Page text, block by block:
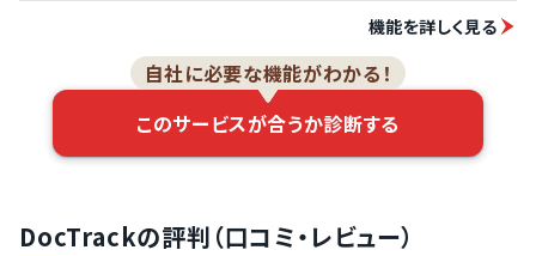
機能を詳しく見る
自社に必要な機能がわかる！
このサービスが合うか診断する
DocTrackの評判（口コミ・レビュー）